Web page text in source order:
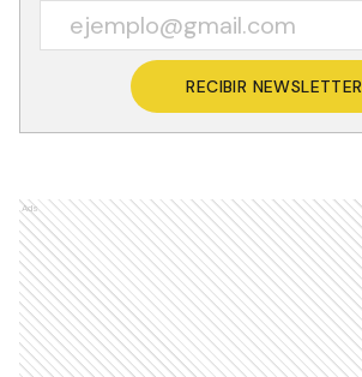
RECIBIR NEWSLETTER
Ads